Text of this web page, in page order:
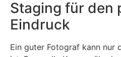
Staging für den
Eindruck
Ein guter Fotograf kann nur